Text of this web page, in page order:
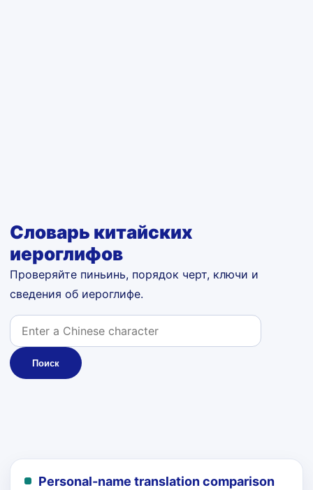
Словарь китайских
иероглифов
Проверяйте пиньинь, порядок черт, ключи и
сведения об иероглифе.
Поиск
Personal-name translation comparison